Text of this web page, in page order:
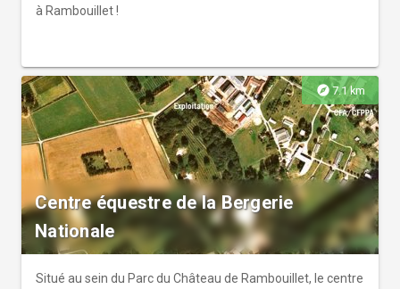
à Rambouillet !
explore7.1 km
Centre équestre de la Bergerie
Nationale
Situé au sein du Parc du Château de Rambouillet, le centre